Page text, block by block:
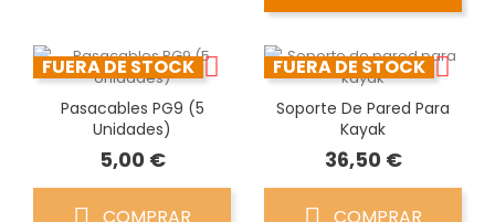
FUERA DE STOCK
Pasacables PG9 (5
Unidades)
5,00 €Precio
FUERA DE STOCK
Soporte De Pared Para
Kayak
36,50 €Precio